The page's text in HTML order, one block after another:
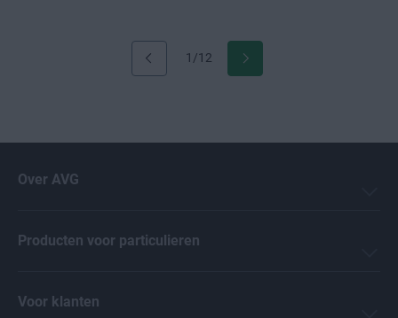
1/12
Over AVG
Producten voor particulieren
Voor klanten